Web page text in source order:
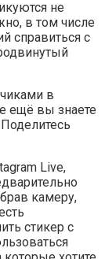
не
в том числе
справиться с
в
ещё вы знаете
Live,
камеру,
стикер с